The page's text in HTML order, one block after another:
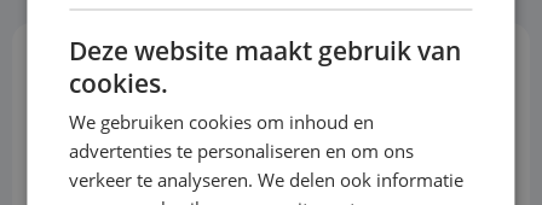
Opties & Toebehoren
Achterbank in delen neerklapbaar
DUTCH
ENGLISH
Deze website maakt gebruik van
cookies.
We gebruiken cookies om inhoud en
advertenties te personaliseren en om ons
verkeer te analyseren. We delen ook informatie